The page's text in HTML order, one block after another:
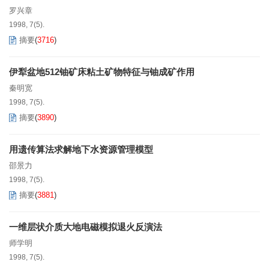
罗兴章
1998, 7(5).
摘要(3716)
伊犁盆地512铀矿床粘土矿物特征与铀成矿作用
秦明宽
1998, 7(5).
摘要(3890)
用遗传算法求解地下水资源管理模型
邵景力
1998, 7(5).
摘要(3881)
一维层状介质大地电磁模拟退火反演法
师学明
1998, 7(5).